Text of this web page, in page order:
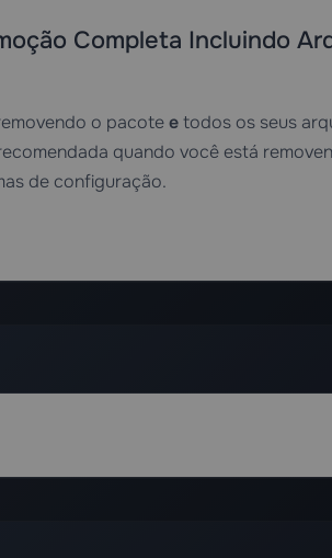
Completa Incluindo
o pacoteetodos os seus
quando você está
de configuração.